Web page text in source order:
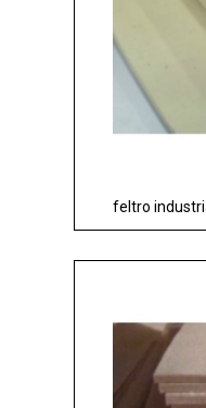
feltro